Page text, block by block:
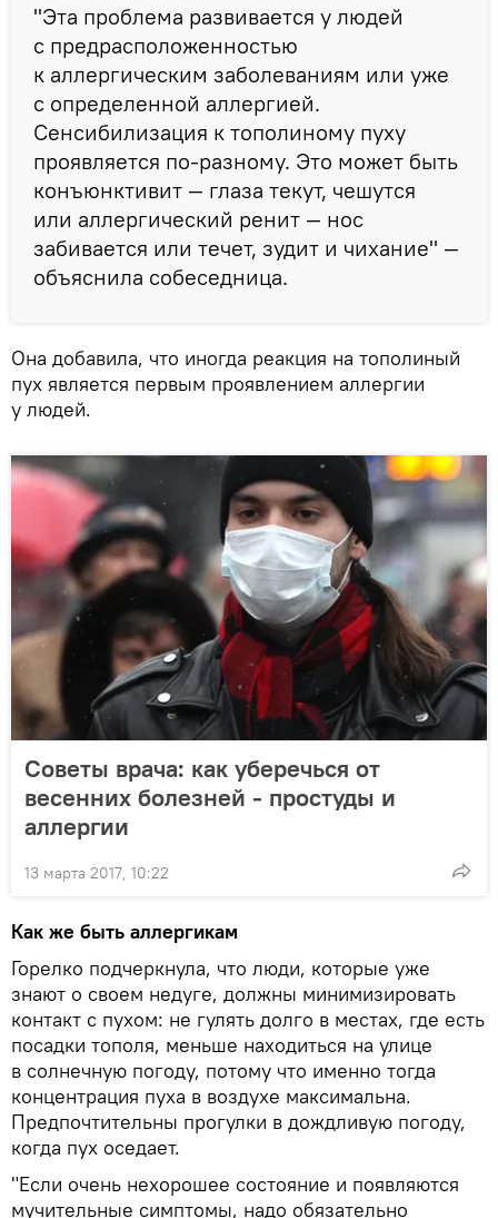
"Эта проблема развивается у людей
с предрасположенностью
к аллергическим заболеваниям или уже
с определенной аллергией.
Сенсибилизация к тополиному пуху
проявляется по-разному. Это может быть
конъюнктивит — глаза текут, чешутся
или аллергический ренит — нос
забивается или течет, зудит и чихание" —
объяснила собеседница.
Она добавила, что иногда реакция на тополиный
пух является первым проявлением аллергии
у людей.
Советы врача: как уберечься от
весенних болезней - простуды и
аллергии
13 марта 2017, 10:22
Как же быть аллергикам
Горелко подчеркнула, что люди, которые уже
знают о своем недуге, должны минимизировать
контакт с пухом: не гулять долго в местах, где есть
посадки тополя, меньше находиться на улице
в солнечную погоду, потому что именно тогда
концентрация пуха в воздухе максимальна.
Предпочтительны прогулки в дождливую погоду,
когда пух оседает.
"Если очень нехорошее состояние и появляются
мучительные симптомы, надо обязательно